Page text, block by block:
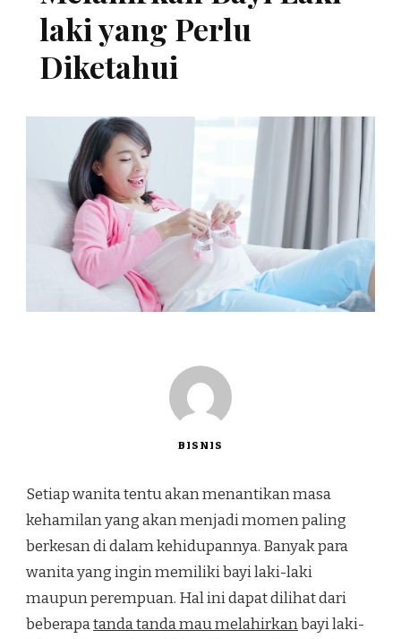
laki yang Perlu
Diketahui
BISNIS
Setiap wanita tentu akan menantikan masa
kehamilan yang akan menjadi momen paling
berkesan di dalam kehidupannya. Banyak para
wanita yang ingin memiliki bayi laki-laki
maupun perempuan. Hal ini dapat dilihat dari
beberapatanda tanda mau melahirkanbayi laki-